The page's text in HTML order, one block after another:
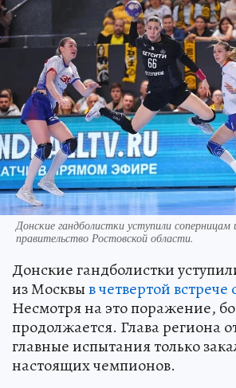
Донские гандболистки уступили
правительство Ростовской области.
Донские гандболистки
из Москвыв четвертой встрече
Несмотря на это поражение,
продолжается. Глава региона
главные испытания только
настоящих чемпионов.